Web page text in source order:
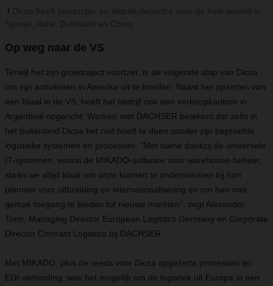
Op weg naar de VS
Terwijl het zijn groeitraject voortzet, is de volgende stap van Dicsa
om zijn activiteiten in Amerika uit te breiden. Naast het opzetten van
een filiaal in de VS, heeft het bedrijf ook een verkoopkantoor in
Argentinië opgericht. Werken met DACHSER betekent dat zelfs in
het buitenland Dicsa het niet hoeft te doen zonder zijn beproefde
logistieke systemen en processen. “Met name dankzij de universele
IT-systemen, vooral de MIKADO-software voor warehouse-beheer,
staan we altijd klaar om onze klanten te ondersteunen bij hun
plannen voor uitbreiding en internationalisering en om hen met
gemak toegang te bieden tot nieuwe markten”, zegt Alexander
Tonn, Managing Director European Logistics Germany en Corporate
Director Contract Logistics bij DACHSER.
Met MIKADO, plus de reeds voor Dicsa opgezette processen en
EDI-verbinding, was het mogelijk om de logistiek uit Europa in een